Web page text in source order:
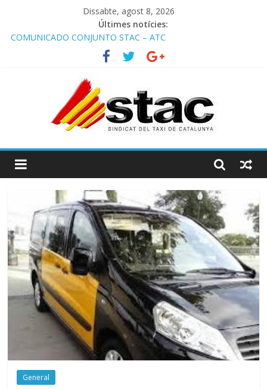
Dissabte, agost 8, 2026
Últimes notícies:
COMUNICADO CONJUNTO STAC – ATC
Comunicado STAC/ ATC de la reunión con los Mossos d
‘Esquadra del aeropuerto de Barcelona.
Programa de Radio TAXI LIBRE 29.07.2026 en COOLTURA FM.
STAC/ATC SOLICITAN TAULA TÈCNICA PARA MEJORAR LA
OPERATIVA DE ENTRADA EN EL PUERTO DE BARCELONA.
Programa de Radio TAXI LIBRE 22.07.2026 en COOLTURA FM.
General